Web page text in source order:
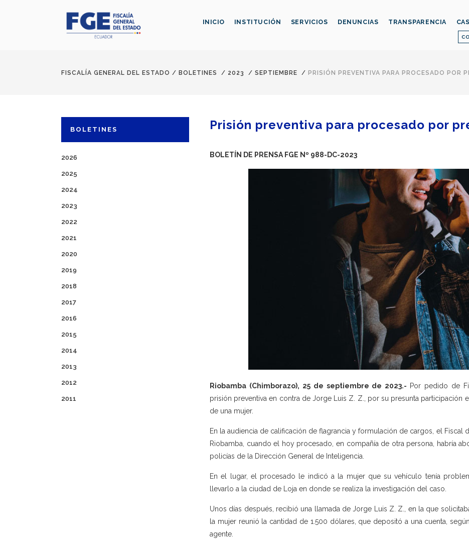
INICIO INSTITUCIÓN SERVICIOS DENUNCIAS TRANSPARENCIA
FISCALÍA GENERAL DEL ESTADO / BOLETINES / 2023 / SEPTIEMBRE / PRISIÓN PREVENTIVA PARA PROCESADO POR
BOLETINES
2026
2025
2024
2023
2022
2021
2020
2019
2018
2017
2016
2015
2014
2013
2012
2011
Prisión preventiva para procesado por
BOLETÍN DE PRENSA FGE Nº 988-DC-2023
Riobamba (Chimborazo), 25 de septiembre de 2023.- Por pedido de
prisión preventiva en contra de Jorge Luis Z. Z., por su presunta
de una mujer.
En la audiencia de calificación de flagrancia y formulación de cargos, el
Riobamba, cuando el hoy procesado, en compañía de otra persona, habría
policías de la Dirección General de Inteligencia.
En el lugar, el procesado le indicó a la mujer que su vehículo tenía
llevarlo a la ciudad de Loja en donde se realiza la investigación del caso.
Unos días después, recibió una llamada de Jorge Luis Z. Z., en la que
la mujer reunió la cantidad de 1.500 dólares, que depositó a una cuenta,
agente.